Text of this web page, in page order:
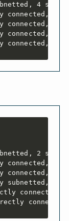
4
2
subnetted, 2
connected,
connected,